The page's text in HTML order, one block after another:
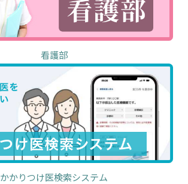
看護部
かかりつけ医検索システム